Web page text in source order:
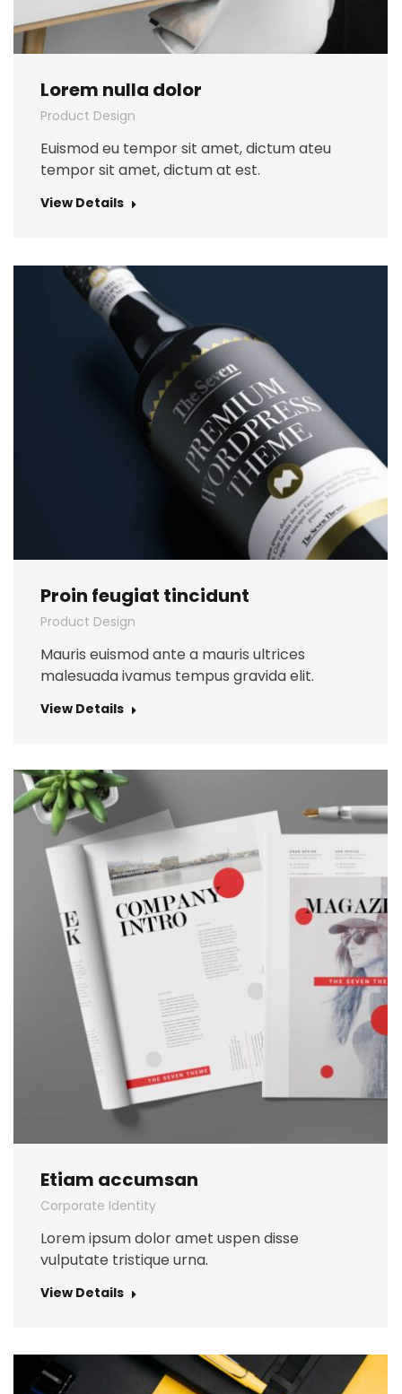
Lorem nulla dolor
Product Design
Euismod eu tempor sit amet, dictum ateu
tempor sit amet, dictum at est.
View Details
Proin feugiat tincidunt
Product Design
Mauris euismod ante a mauris ultrices
malesuada ivamus tempus gravida elit.
View Details
Etiam accumsan
Corporate Identity
Lorem ipsum dolor amet uspen disse
vulputate tristique urna.
View Details